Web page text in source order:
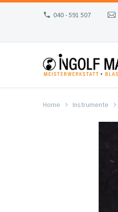
040 - 591 507
Home Instrumente